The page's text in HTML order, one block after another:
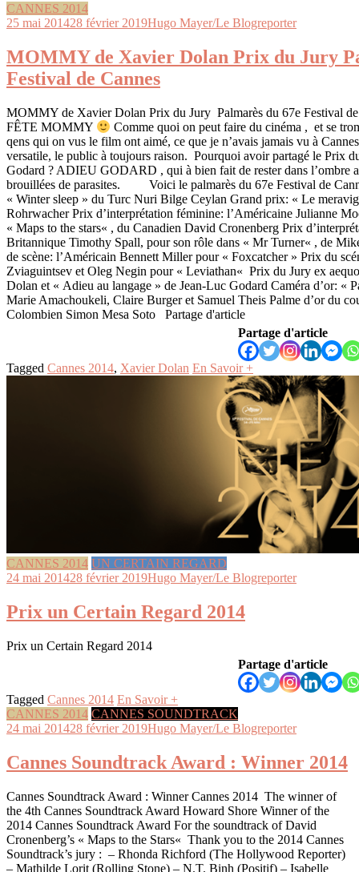
CANNES 2014
25 mai 201428 février 2019Hugo Mayer/Le Blogreporter
MOMMY de Xavier Dolan Prix du Jury
Festival de Cannes
MOMMY de Xavier Dolan Prix du Jury Palmarès du 67e Festival
FÊTE MOMMY
Comme quoi on peut faire du cinéma , et se
qens qui on vus le film ont aimé, ce que je n’avais jamais vu à
versatile, le public à toujours raison. Pourquoi avoir partagé le Prix
Godard ? ADIEU GODARD , qui à bien fait de rester dans l’ombre
brouillées de parasites. Voici le palmarès du 67e Festival de
« Winter sleep » du Turc Nuri Bilge Ceylan Grand prix: « Le
Rohrwacher Prix d’interprétation féminine: l’Américaine Julianne
« Maps to the stars« , du Canadien David Cronenberg Prix
Britannique Timothy Spall, pour son rôle dans « Mr Turner« , de
de scène: l’Américain Bennett Miller pour « Foxcatcher » Prix du
Zviaguintsev et Oleg Negin pour « Leviathan« Prix du Jury ex
Dolan et « Adieu au langage » de Jean-Luc Godard Caméra d’or: «
Marie Amachoukeli, Claire Burger et Samuel Theis Palme d’or du
Colombien Simon Mesa Soto Partage d'article
Partage d'article
Tagged Cannes 2014, Xavier Dolan En Savoir +
CANNES 2014 UN CERTAIN REGARD
24 mai 201428 février 2019Hugo Mayer/Le Blogreporter
Prix un Certain Regard 2014
Prix un Certain Regard 2014
Partage d'article
Tagged Cannes 2014 En Savoir +
CANNES 2014 CANNES SOUNDTRACK
24 mai 201428 février 2019Hugo Mayer/Le Blogreporter
Cannes Soundtrack Award : Winner 2014
Cannes Soundtrack Award : Winner Cannes 2014 The winner of
the 4th Cannes Soundtrack Award Howard Shore Winner of the
2014 Cannes Soundtrack Award For the soundtrack of David
Cronenberg’s « Maps to the Stars« Thank you to the 2014 Cannes
Soundtrack’s jury : – Rhonda Richford (The Hollywood Reporter)
– Mathilde Lorit (Rolling Stone) – N.T. Binh (Positif) – Isabelle